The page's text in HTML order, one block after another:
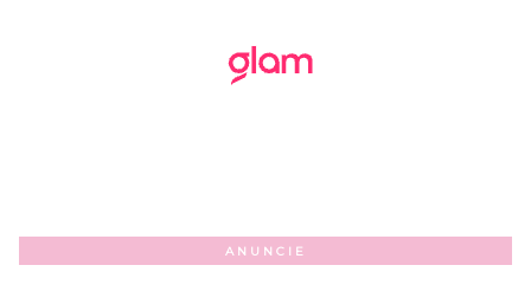
ANUNCIE